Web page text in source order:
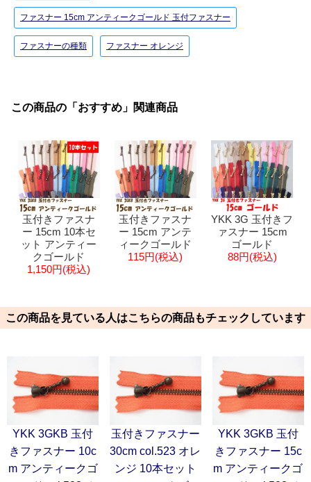
ファスナー 15cm アンティークゴールド 玉付ファスナー
ファスナーの種類 ファスナー オレンジ
この商品の「おすすめ」関連商品
玉付きファスナ
ー 15cm 10本セ
ット アンティー
クゴールド
1,150円(税込)
玉付きファスナ
ー 15cm アンテ
ィークゴールド
115円(税込)
YKK 3G 玉付きフ
ァスナー 15cm
ゴールド
88円(税込)
この商品を見ている人はこちらの商品もチェックしています
YKK 3GKB 玉付
きファスナー 10c
m アンティークゴ
玉付きファスナー
30cm col.523 オレ
ンジ 10本セット
YKK 3GKB 玉付
きファスナー 15c
m アンティークゴ